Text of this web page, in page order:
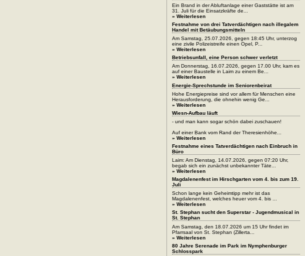
Ein Brand in der Abluftanlage einer Gaststätte ist am
31. Juli für die Einsatzkräfte de...
» Weiterlesen
Festnahme von drei Tatverdächtigen nach illegalem
Handel mit Betäubungsmitteln
Am Samstag, 25.07.2026, gegen 18:45 Uhr, unterzog
eine zivile Polizeistreife einen Opel, P...
» Weiterlesen
Betriebsunfall, eine Person schwer verletzt
Am Donnerstag, 16.07.2026, gegen 17.00 Uhr, kam es
auf einer Baustelle in Laim zu einem Be...
» Weiterlesen
Energie-Sprechstunde im Seniorenbeirat
Hohe Energiepreise sind vor allem für Menschen eine
Herausforderung, die ohnehin wenig Ge...
» Weiterlesen
Wiesn-Aufbau läuft
- und man kann sogar schön dabei zuschauen!
Auf einer Bank vom Rand der Theresienhöhe...
» Weiterlesen
Festnahme eines Tatverdächtigen nach Einbruch in
Büro
Laim: Am Dienstag, 14.07.2026, gegen 07:20 Uhr,
begab sich ein zunächst unbekannter Täte...
» Weiterlesen
Magdalenenfest im Hirschgarten vom 4. bis zum 19.
Juli
Schon lange kein Geheimtipp mehr ist das
Magdalenenfest, welches heuer vom 4. bis ...
» Weiterlesen
St. Stephan sucht den Superstar - Jugendmusical in
St. Stephan
Am Samstag, den 18.07.2026 um 15 Uhr findet im
Pfarrsaal von St. Stephan (Zillerta...
» Weiterlesen
80 Jahre Serenade im Park im Nymphenburger
Schlosspark